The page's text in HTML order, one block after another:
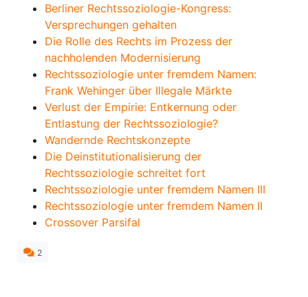
Berliner Rechtssoziologie-Kongress:
Versprechungen gehalten
Die Rolle des Rechts im Prozess der
nachholenden Modernisierung
Rechtssoziologie unter fremdem Namen:
Frank Wehinger über Illegale Märkte
Verlust der Empirie: Entkernung oder
Entlastung der Rechtssoziologie?
Wandernde Rechtskonzepte
Die Deinstitutionalisierung der
Rechtssoziologie schreitet fort
Rechtssoziologie unter fremdem Namen III
Rechtssoziologie unter fremdem Namen II
Crossover Parsifal
2